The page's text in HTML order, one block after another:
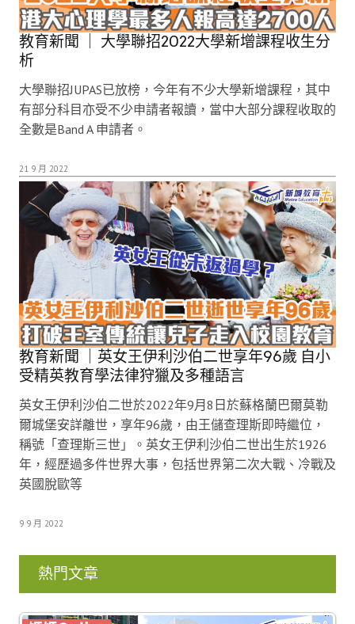
教育新聞 ｜ 大學聯招2022大學新增課程收生分
析
大學聯招JUPAS已放榜，今年有不少大學新增課程，其中
有部分科目亦受不少申請者報讀，當中大部分課程收取的
全數是Band A 申請者。
21 9 月 2022
教育新聞 ｜英女王伊利沙伯二世享年96歲 自小
受精英教育學法律狩獵及多種語言
英女王伊利沙伯二世於2022年9月8日於蘇格蘭巴爾莫勒
爾城堡安詳離世，享年96歲，由王儲查理斯即時繼位，
稱號「查理斯三世」。英女王伊利沙伯二世出生於1926
年，經歷過多件世界大事，包括世界第二次大戰、冷戰及
英國脫歐等
9 9 月 2022
熱門文章